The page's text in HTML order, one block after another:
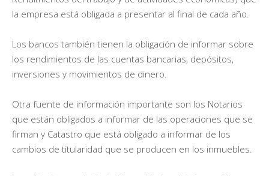
la empresa está obligada a presentar al final de cada año.
Los bancos también tienen la obligación de informar sobre
los rendimientos de las cuentas bancarias, depósitos,
inversiones y movimientos de dinero.
Otra fuente de información importante son los Notarios
que están obligados a informar de las operaciones que se
firman y Catastro que está obligado a informar de los
cambios de titularidad que se producen en los inmuebles.